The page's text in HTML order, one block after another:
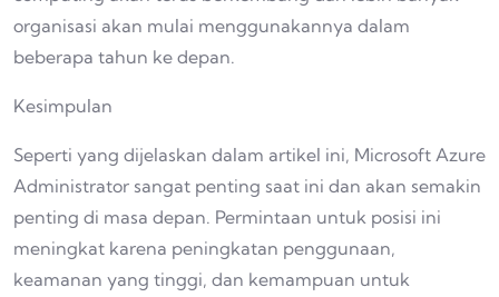
organisasi akan mulai menggunakannya dalam
beberapa tahun ke depan.
Kesimpulan
Seperti yang dijelaskan dalam artikel ini, Microsoft Azure
Administrator sangat penting saat ini dan akan semakin
penting di masa depan. Permintaan untuk posisi ini
meningkat karena peningkatan penggunaan,
keamanan yang tinggi, dan kemampuan untuk